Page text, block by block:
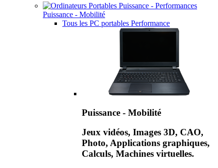
Puissance - Mobilité
Tous les PC portables Performance
Puissance - Mobilité
Jeux vidéos, Images 3D, CAO,
Photo, Applications graphiques,
Calculs, Machines virtuelles.